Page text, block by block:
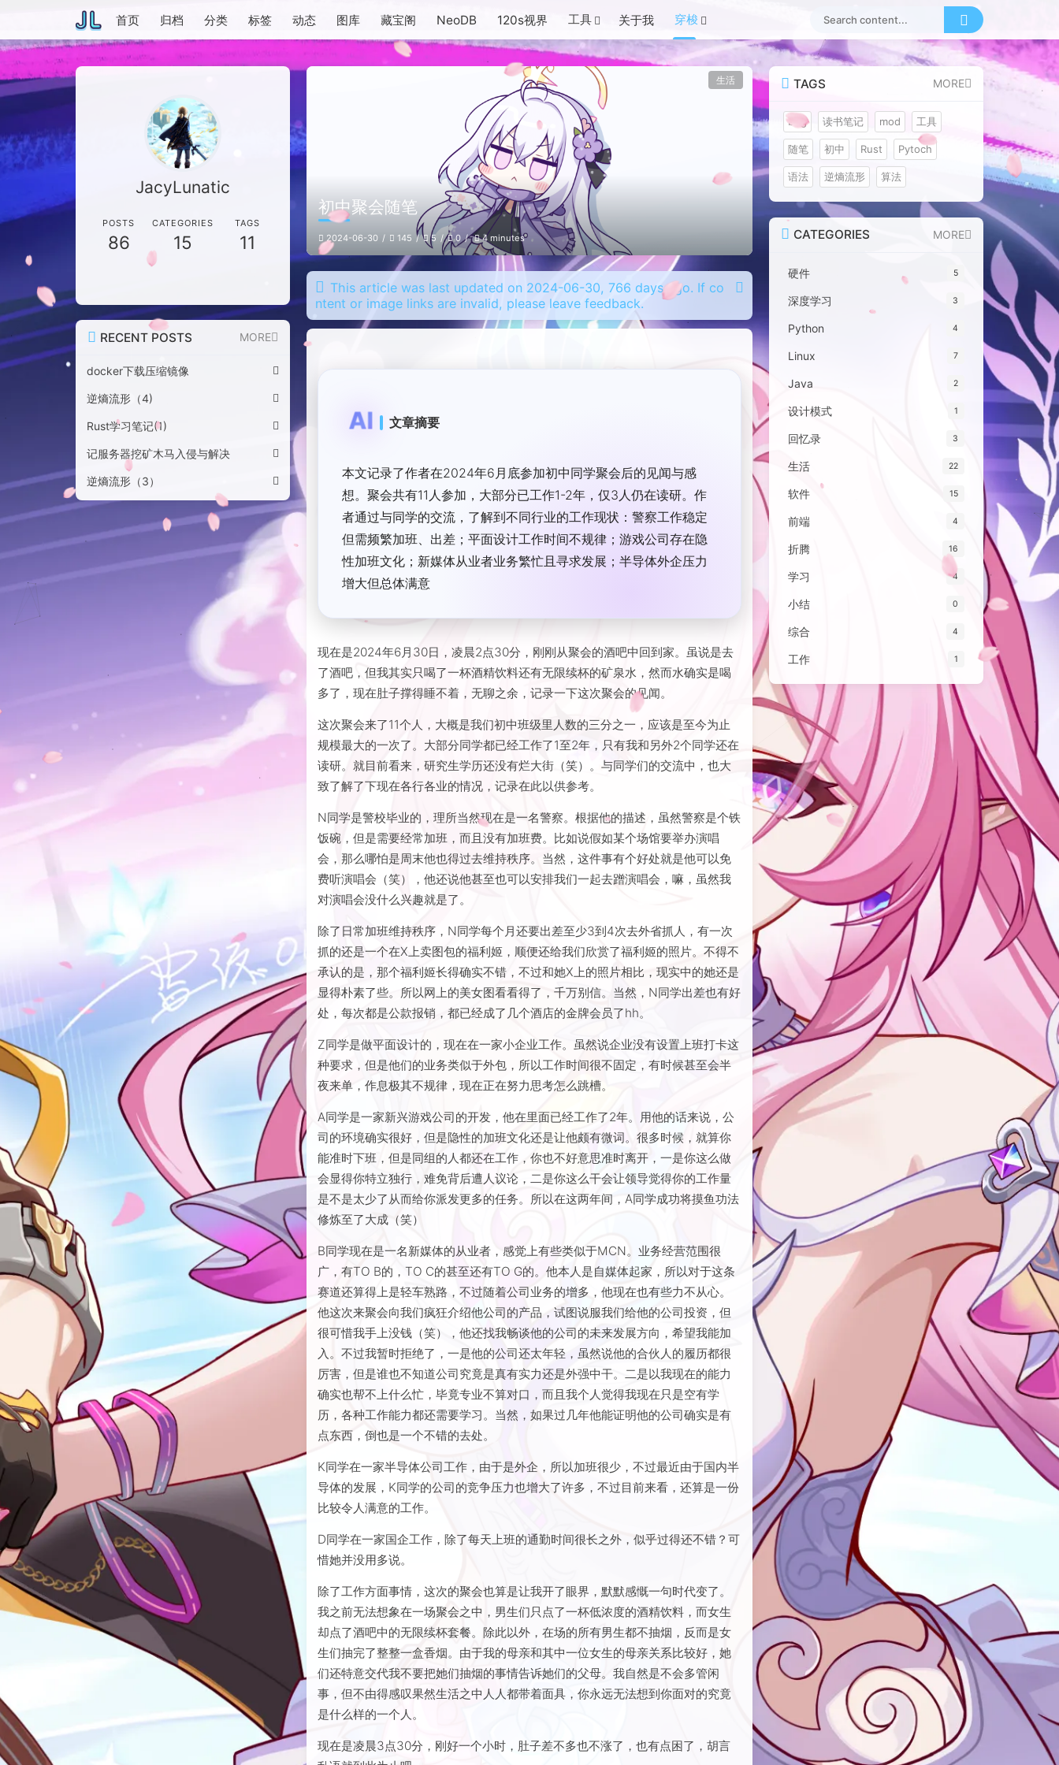
首页 归档 分类 标签 动态 图库 藏宝阁 NeoDB 120s视界 工具 关于我 穿梭
生活
初中聚会随笔
2024-06-30 145 5 0 4 minutes
This article was last updated on 2024-06-30, 766 days ago. If co
ntent or image links are invalid, please leave feedback.
AI 文章摘要
本文记录了作者在2024年6月底参加初中同学聚会后的见闻与感
想。聚会共有11人参加，大部分已工作1-2年，仅3人仍在读研。作
者通过与同学的交流，了解到不同行业的工作现状：警察工作稳定
但需频繁加班、出差；平面设计工作时间不规律；游戏公司存在隐
性加班文化；新媒体从业者业务繁忙且寻求发展；半导体外企压力
增大但总体满意；国企工作相对平稳。此外，聚会上男女生的行为
酒，使其感叹人人皆有“面具”。记录止于凌晨，作者因饮水
现在是2024年6月30日，凌晨2点30分，刚刚从聚会的酒吧中回到家。虽说是去
了酒吧，但我其实只喝了一杯酒精饮料还有无限续杯的矿泉水，然而水确实是喝
多了，现在肚子撑得睡不着，无聊之余，记录一下这次聚会的见闻。
这次聚会来了11个人，大概是我们初中班级里人数的三分之一，应该是至今为止
规模最大的一次了。大部分同学都已经工作了1至2年，只有我和另外2个同学还在
读研。就目前看来，研究生学历还没有烂大街（笑）。与同学们的交流中，也大
致了解了下现在各行各业的情况，记录在此以供参考。
N同学是警校毕业的，理所当然现在是一名警察。根据他的描述，虽然警察是个铁
饭碗，但是需要经常加班，而且没有加班费。比如说假如某个场馆要举办演唱
会，那么哪怕是周末他也得过去维持秩序。当然，这件事有个好处就是他可以免
费听演唱会（笑），他还说他甚至也可以安排我们一起去蹭演唱会，嘛，虽然我
对演唱会没什么兴趣就是了。
除了日常加班维持秩序，N同学每个月还要出差至少3到4次去外省抓人，有一次
抓的还是一个在X上卖图包的福利姬，顺便还给我们欣赏了福利姬的照片。不得不
承认的是，那个福利姬长得确实不错，不过和她X上的照片相比，现实中的她还是
显得朴素了些。所以网上的美女图看看得了，千万别信。当然，N同学出差也有好
处，每次都是公款报销，都已经成了几个酒店的金牌会员了hh。
Z同学是做平面设计的，现在在一家小企业工作。虽然说企业没有设置上班打卡这
种要求，但是他们的业务类似于外包，所以工作时间很不固定，有时候甚至会半
夜来单，作息极其不规律，现在正在努力思考怎么跳槽。
A同学是一家新兴游戏公司的开发，他在里面已经工作了2年。用他的话来说，公
司的环境确实很好，但是隐性的加班文化还是让他颇有微词。很多时候，就算你
能准时下班，但是同组的人都还在工作，你也不好意思准时离开，一是你这么做
会显得你特立独行，难免背后遭人议论，二是你这么干会让领导觉得你的工作量
是不是太少了从而给你派发更多的任务。所以在这两年间，A同学成功将摸鱼功法
修炼至了大成（笑）
B同学现在是一名新媒体的从业者，感觉上有些类似于MCN。业务经营范围很
广，有TO B的，TO C的甚至还有TO G的。他本人是自媒体起家，所以对于这条
赛道还算得上是轻车熟路，不过随着公司业务的增多，他现在也有些力不从心。
他这次来聚会向我们疯狂介绍他公司的产品，试图说服我们给他的公司投资，但
很可惜我手上没钱（笑），他还找我畅谈他的公司的未来发展方向，希望我能加
入。不过我暂时拒绝了，一是他的公司还太年轻，虽然说他的合伙人的履历都很
厉害，但是谁也不知道公司究竟是真有实力还是外强中干。二是以我现在的能力
确实也帮不上什么忙，毕竟专业不算对口，而且我个人觉得我现在只是空有学
历，各种工作能力都还需要学习。当然，如果过几年他能证明他的公司确实是有
点东西，倒也是一个不错的去处。
K同学在一家半导体公司工作，由于是外企，所以加班很少，不过最近由于国内半
导体的发展，K同学的公司的竞争压力也增大了许多，不过目前来看，还算是一份
比较令人满意的工作。
D同学在一家国企工作，除了每天上班的通勤时间很长之外，似乎过得还不错？可
惜她并没用多说。
除了工作方面事情，这次的聚会也算是让我开了眼界，默默感慨一句时代变了。
我之前无法想象在一场聚会之中，男生们只点了一杯低浓度的酒精饮料，而女生
却点了酒吧中的无限续杯套餐。除此以外，在场的所有男生都不抽烟，反而是女
生们抽完了整整一盒香烟。由于我的母亲和其中一位女生的母亲关系比较好，她
们还特意交代我不要把她们抽烟的事情告诉她们的父母。我自然是不会多管闲
事，但不由得感叹果然生活之中人人都带着面具，你永远无法想到你面对的究竟
是什么样的一个人。
JacyLunatic
POSTS
86
CATEGORIES
15
TAGS
11
RECENT POSTS MORE
docker下载压缩镜像
逆熵流形（4)
Rust学习笔记(1)
记服务器挖矿木马入侵与解决
逆熵流形（3）
TAGS MORE
bug 读书笔记 mod 工具
随笔 初中 Rust Pytoch
语法 逆熵流形 算法
CATEGORIES MORE
硬件 5
深度学习 3
Python 4
Linux 7
Java 2
设计模式 1
回忆录 3
生活 22
软件 15
前端 4
折腾 16
学习 4
小结 0
综合 4
工作 1